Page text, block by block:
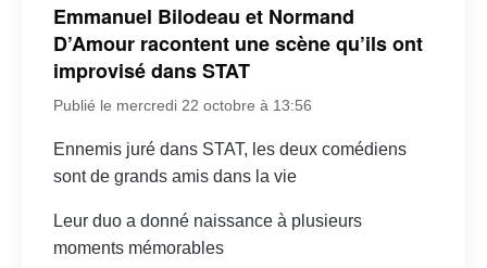
Emmanuel Bilodeau et Normand
D’Amour racontent une scène qu’ils ont
improvisé dans STAT
Publié le mercredi 22 octobre à 13:56
Ennemis juré dans STAT, les deux comédiens
sont de grands amis dans la vie
Leur duo a donné naissance à plusieurs
moments mémorables